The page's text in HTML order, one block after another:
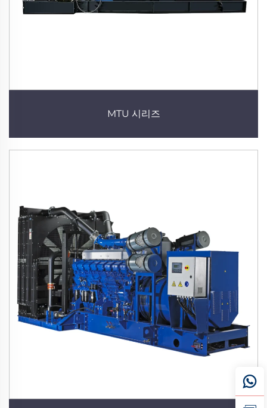
MTU 시리즈